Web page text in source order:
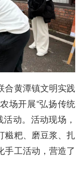
合黄潭镇文明实践
场开展“弘扬传统
动。活动现场，
糍粑、磨豆浆、扎
手工活动，营造了